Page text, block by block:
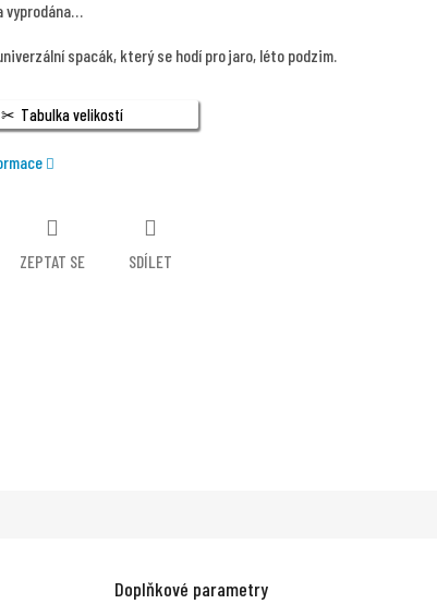
vyprodána…
spacák, který se hodí pro jaro, léto podzim.
Tabulka velikostí
ZEPTAT SE SDÍLET
Doplňkové parametry